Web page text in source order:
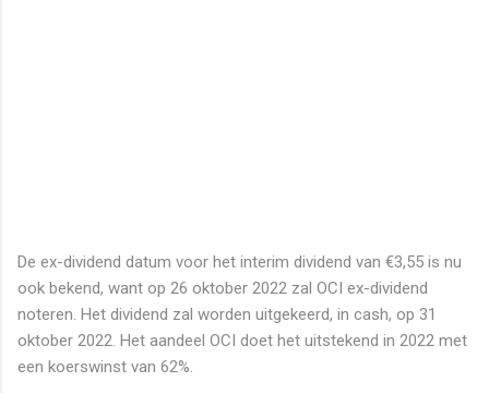
De ex-dividend datum voor het interim dividend van €3,55 is nu
ook bekend, want op 26 oktober 2022 zal OCI ex-dividend
noteren. Het dividend zal worden uitgekeerd, in cash, op 31
oktober 2022. Het aandeel OCI doet het uitstekend in 2022 met
een koerswinst van 62%.